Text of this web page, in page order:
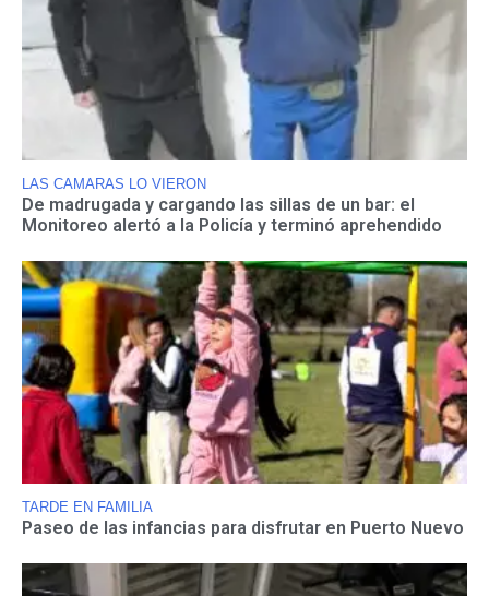
LAS CAMARAS LO VIERON
De madrugada y cargando las sillas de un bar: el
Monitoreo alertó a la Policía y terminó aprehendido
TARDE EN FAMILIA
Paseo de las infancias para disfrutar en Puerto Nuevo